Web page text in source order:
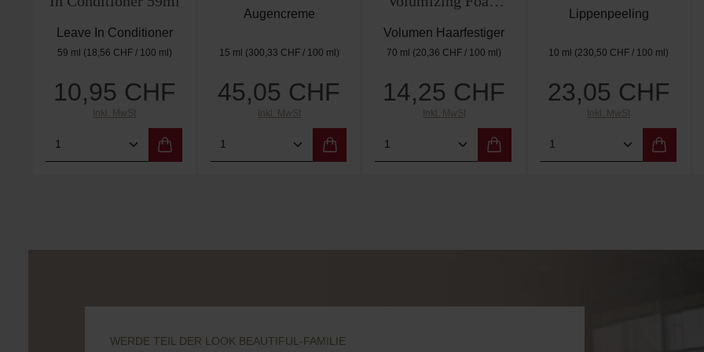
Leave In Conditioner
59 ml (18,56 CHF / 100 ml)
Regulärer Preis:
10,95 CHF
Inkl. MwSt
Produkt Anzahl: Gib den gewünschten Wert ein oder benutze die
Augencreme
15 ml (300,33 CHF / 100 ml)
Regulärer Preis:
45,05 CHF
Inkl. MwSt
Produkt Anzahl: Gib den gewünschten Wert ein oder
Volumen Haarfestiger
70 ml (20,36 CHF / 100 ml)
Regulärer Preis:
14,25 CHF
Inkl. MwSt
Produkt Anzahl: Gib den
Lippenpeeling
10 ml (230,50 CHF / 100 ml)
Regulärer Preis:
23,05 CHF
Inkl. MwSt
Produkt Anzahl:
WERDE TEIL DER LOOK BEAUTIFUL-FAMILIE